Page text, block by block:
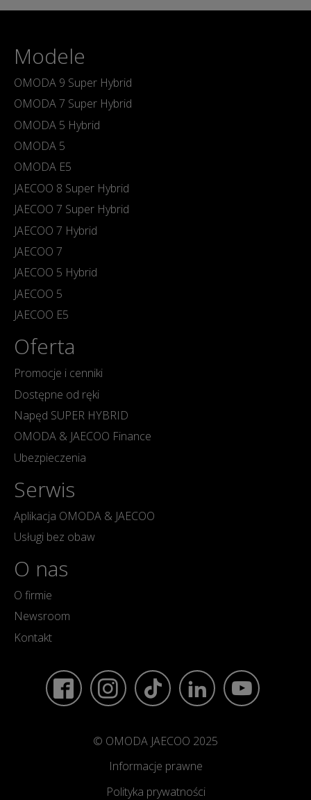
Modele
OMODA 9 Super Hybrid
OMODA 7 Super Hybrid
OMODA 5 Hybrid
OMODA 5
OMODA E5
JAECOO 8 Super Hybrid
JAECOO 7 Super Hybrid
JAECOO 7 Hybrid
JAECOO 7
JAECOO 5 Hybrid
JAECOO 5
JAECOO E5
Oferta
Promocje i cenniki
Dostępne od ręki
Napęd SUPER HYBRID
OMODA & JAECOO Finance
Ubezpieczenia
Serwis
Aplikacja OMODA & JAECOO
Usługi bez obaw
O nas
O firmie
Newsroom
Kontakt
© OMODA JAECOO 2025
Informacje prawne
Polityka prywatności